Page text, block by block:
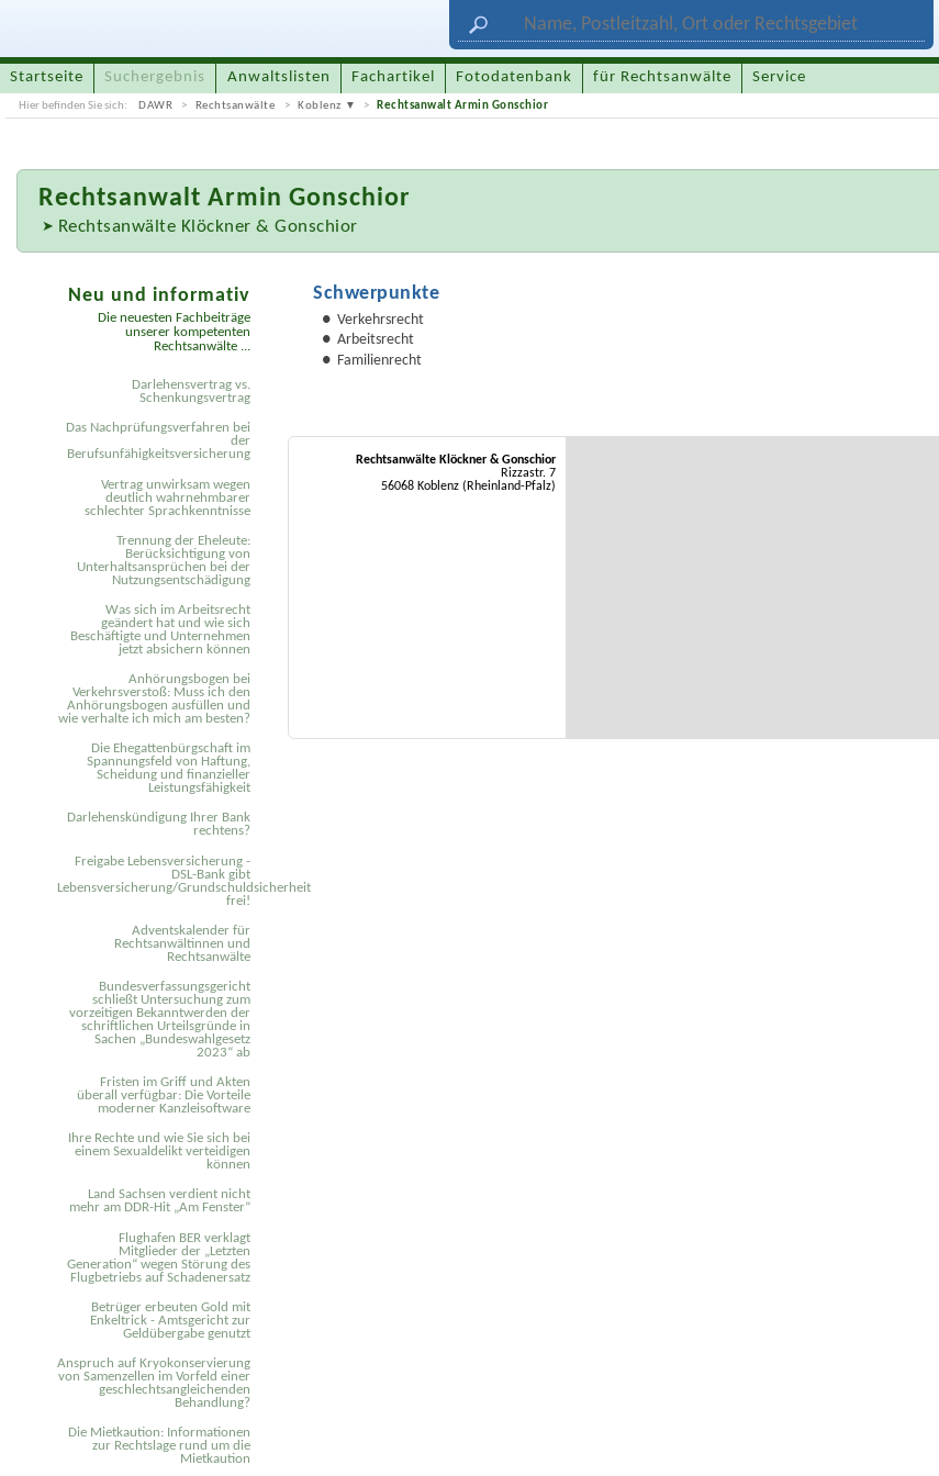
Startseite Suchergebnis Anwaltslisten Fachartikel Fotodatenbank für Rechtsanwälte Service
Hier befinden Sie sich: DAWR Rechtsanwälte Koblenz Rechtsanwalt Armin Gonschior
RechtsanwaltArmin Gonschior
Rechtsanwälte Klöckner & Gonschior
Schwerpunkte
Verkehrsrecht
Arbeitsrecht
Familienrecht
Rechtsanwälte Klöckner & Gonschior
Rizzastr. 7
56068 Koblenz (Rheinland-Pfalz)
Neu und informativ
Die neuesten Fachbeiträge
unserer kompetenten
Rechtsanwälte ...
Darlehensvertrag vs.
Schenkungsvertrag
Das Nachprüfungsverfahren bei
der
Berufsunfähigkeitsversicherung
Vertrag unwirksam wegen
deutlich wahrnehmbarer
schlechter Sprachkenntnisse
Trennung der Eheleute:
Berücksichtigung von
Unterhaltsansprüchen bei der
Nutzungsentschädigung
Was sich im Arbeitsrecht
geändert hat und wie sich
Beschäftigte und Unternehmen
jetzt absichern können
Anhörungsbogen bei
Verkehrsverstoß: Muss ich den
Anhörungsbogen ausfüllen und
wie verhalte ich mich am besten?
Die Ehegattenbürgschaft im
Spannungsfeld von Haftung,
Scheidung und finanzieller
Leistungsfähigkeit
Darlehenskündigung Ihrer Bank
rechtens?
Freigabe Lebensversicherung -
DSL-Bank gibt
Lebensversicherung/Grundschuldsicherheit
frei!
Adventskalender für
Rechtsanwältinnen und
Rechtsanwälte
Bundesverfassungsgericht
schließt Untersuchung zum
vorzeitigen Bekanntwerden der
schriftlichen Urteilsgründe in
Sachen „Bundeswahlgesetz
2023“ ab
Fristen im Griff und Akten
überall verfügbar: Die Vorteile
moderner Kanzleisoftware
Ihre Rechte und wie Sie sich bei
einem Sexual­delikt verteidigen
können
Land Sachsen verdient nicht
mehr am DDR-Hit „Am Fenster“
Flughafen BER verklagt
Mitglieder der „Letzten
Generation“ wegen Störung des
Flugbetriebs auf Schadenersatz
Betrüger erbeuten Gold mit
Enkeltrick - Amtsgericht zur
Geldübergabe genutzt
Anspruch auf Kryokonservierung
von Samenzellen im Vorfeld einer
geschlechtsangleichenden
Behandlung?
Die Mietkaution: Informationen
zur Rechtslage rund um die
Mietkaution